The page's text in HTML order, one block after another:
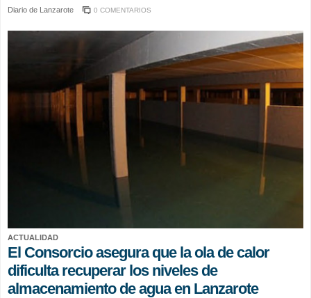
Diario de Lanzarote 0 COMENTARIOS
ACTUALIDAD
El Consorcio asegura que la ola de calor
dificulta recuperar los niveles de
almacenamiento de agua en Lanzarote